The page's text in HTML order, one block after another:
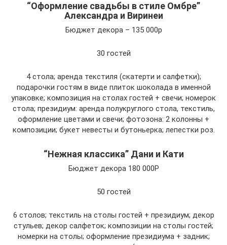
“Оформление свадьбы в стиле Омбре”
Александра и Виринеи
Бюджет декора – 135 000р
30 гостей
4 стола; аренда текстиля (скатерти и салфетки);
подарочки гостям в виде плиток шоколада в именной
упаковке; композиция на столах гостей + свечи; номерок
стола; президиум: аренда полукруглого стола, текстиль,
оформление цветами и свечи; фотозона: 2 колонны +
композиции; букет невесты и бутоньерка; лепестки роз.
“Нежная классика” Дани и Кати
Бюджет декора 180 000Р
50 гостей
6 столов; текстиль на столы гостей + президиум; декор
стульев; декор салфеток; композиции на столы гостей;
номерки на столы; оформление президиума + задник;